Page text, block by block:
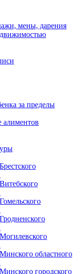
мены, дарения
за пределы
алиментов
областного
городского